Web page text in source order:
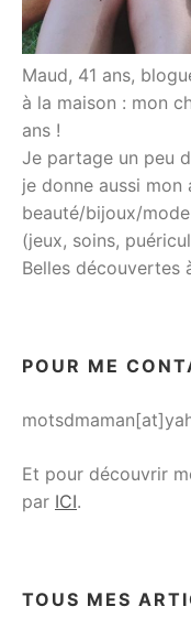
Maud, 41 ans,
à la maison : mon
ans !
Je partage un peu
je donne aussi
beauté/bijoux/
(jeux, soins,
Belles découvertes
POUR ME
Et pour découvrir
par ICI.
TOUS MES